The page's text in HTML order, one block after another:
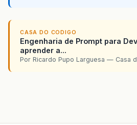
CASA DO CODIGO
Engenharia de Prompt para
aprender a...
Por Ricardo Pupo Larguesa — Casa